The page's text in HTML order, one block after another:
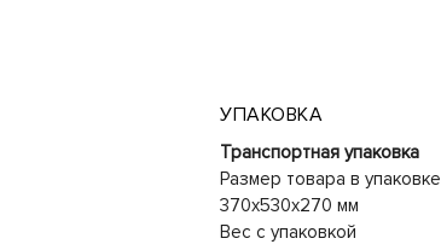
УПАКОВКА
Транспортная упаковка
Размер товара в упаковке
370x530x270 мм
Вес с упаковкой